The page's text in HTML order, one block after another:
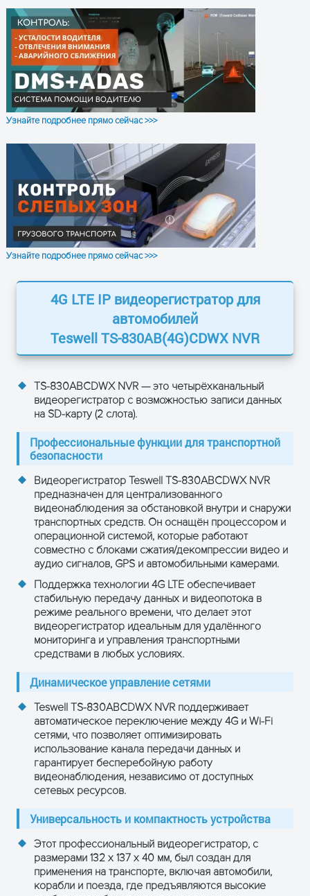
Узнайте подробнее прямо сейчас >>>
Узнайте подробнее прямо сейчас >>>
4G LTE IP видеорегистратор для
автомобилей
Teswell TS-830AB(4G)CDWX NVR
TS-830ABCDWX NVR — это четырёхканальный
видеорегистратор с возможностью записи данных
на SD-карту (2 слота).
Профессиональные функции для транспортной
безопасности
Видеорегистратор Teswell TS-830ABCDWX NVR
предназначен для централизованного
видеонаблюдения за обстановкой внутри и снаружи
транспортных средств. Он оснащён процессором и
операционной системой, которые работают
совместно с блоками сжатия/декомпрессии видео и
аудио сигналов, GPS и автомобильными камерами.
Поддержка технологии 4G LTE обеспечивает
стабильную передачу данных и видеопотока в
режиме реального времени, что делает этот
видеорегистратор идеальным для удалённого
мониторинга и управления транспортными
средствами в любых условиях.
Динамическое управление сетями
Teswell TS-830ABCDWX NVR поддерживает
автоматическое переключение между 4G и Wi-Fi
сетями, что позволяет оптимизировать
использование канала передачи данных и
гарантирует бесперебойную работу
видеонаблюдения, независимо от доступных
сетевых ресурсов.
Универсальность и компактность устройства
Этот профессиональный видеорегистратор, с
размерами 132 х 137 х 40 мм, был создан для
применения на транспорте, включая автомобили,
корабли и поезда, где предъявляются высокие
Характеристики
Аудиовход: 4 независимых
канала входа, 600Ω
Аудиовыход: 1 канал (4
канала могут выводиться
произвольно)
Базовый выходной уровень:
Искажения и шумы: ≤-30 дБ
Режим записи:
Синхронизация звука и
изображения
Сжатие аудио: G711A
обработка и
память
Сжатие изображения:
Формат изображений: PAL:
4*1080P (1920 x 1080), NTSC:
4*1080P (1920 x 1080)
Видеопоток: 192 кбит/с — 2.0
Мбит/с (на канал)
Объём используемого
дискового пространства при
записи на жёсткий диск:
1080P: 85 МБ-1,8 ГБ/час
воспроизведении: PAL: 1-
1-2*1080P (1920 x 1080)
Битрейт аудио: 4 Килобайта
в секунду на канал
Размер аудио: 14 МБ/час/
канал
Сохранение на SD: 2 слота
для SD-карт, объём до 512 ГБ
каждая
Качество изображения: 8
степеней на выбор
Сигналы
тревоги
Вход сигналов тревоги: 4-
хканальный независимый
Выход сигналов тревоги: 1
независимый выход
Определение движения в
кадре: поддерживается
Сетевой
интерфейс
Wi-Fi: Встроенный Wi-Fi-
модуль, 802.11 B/G/N (опция)
4G: Встроенный внутренний
FDD-LTE/TD-
LTE/WCDMA/CDMA2000